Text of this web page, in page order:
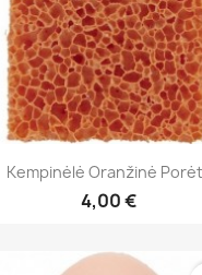
Greita peržiūra
Kempinėlė Oranžinė
4,00 €